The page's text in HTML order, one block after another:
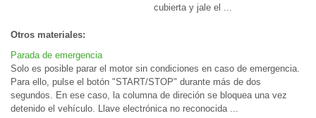
cubierta y jale el ...
Otros materiales:
Parada de emergencia
Solo es posible parar el motor sin condiciones en caso de emergencia.
Para ello, pulse el botón "START/STOP" durante más de dos
segundos. En ese caso, la columna de direción se bloquea una vez
detenido el vehículo. Llave electrónica no reconocida ...